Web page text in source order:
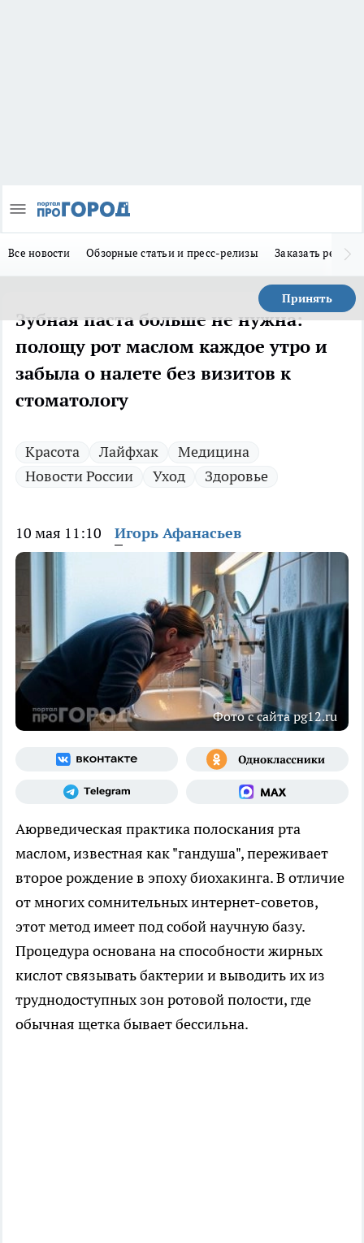
Все новости Обзорные статьи и пресс-релизы Заказать
Принять
Зубная паста больше не нужна:
полощу рот маслом каждое утро и
забыла о налете без визитов к
стоматологу
Красота Лайфхак
Медицина
Новости России
Уход Здоровье
10 мая 11:10 Игорь Афанасьев
Фото с сайта pg12.ru
Аюрведическая практика полоскания рта
маслом, известная как "гандуша", переживает
второе рождение в эпоху биохакинга. В отличие
от многих сомнительных интернет-советов,
этот метод имеет под собой научную базу.
Процедура основана на способности жирных
кислот связывать бактерии и выводить их из
труднодоступных зон ротовой полости, где
обычная щетка бывает бессильна.